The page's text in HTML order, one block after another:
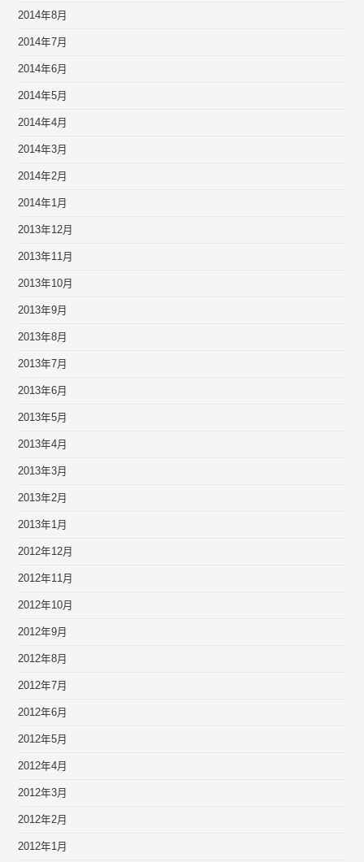
2014年8月
2014年7月
2014年6月
2014年5月
2014年4月
2014年3月
2014年2月
2014年1月
2013年12月
2013年11月
2013年10月
2013年9月
2013年8月
2013年7月
2013年6月
2013年5月
2013年4月
2013年3月
2013年2月
2013年1月
2012年12月
2012年11月
2012年10月
2012年9月
2012年8月
2012年7月
2012年6月
2012年5月
2012年4月
2012年3月
2012年2月
2012年1月